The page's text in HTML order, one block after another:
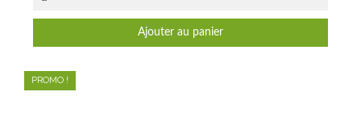
Ajouter au panier
PROMO !